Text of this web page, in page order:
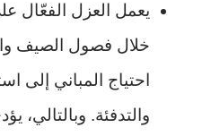
يعمل العزل الفعّال
خلال فصول الصيف
احتياج المباني إلى
والتدفئة. وبالتالي،